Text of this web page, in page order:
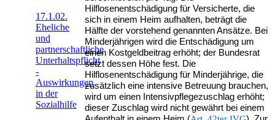
17.1.02.
Eheliche
und
partnerschaftliche
Unterhaltspflicht
-
Auswirkungen
in der
Sozialhilfe
Hilflosenentschädigung für Versicherte, die
sich in einem Heim aufhalten, beträgt die
Hälfte der vorstehend genannten Ansätze. Bei
Minderjährigen wird die Entschädigung um
einen Kostgeldbeitrag erhöht; der Bundesrat
setzt dessen Höhe fest. Die
Hilflosenentschädigung für Minderjährige, die
zusätzlich eine intensive Betreuung brauchen,
wird um einen Intensivpflegezuschlag erhöht;
dieser Zuschlag wird nicht gewährt bei einem